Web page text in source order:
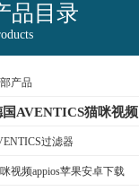
品目录
产品
国AVENTICS猫咪视频
苹果安卓下载
过滤器
视频appios苹果安卓下载